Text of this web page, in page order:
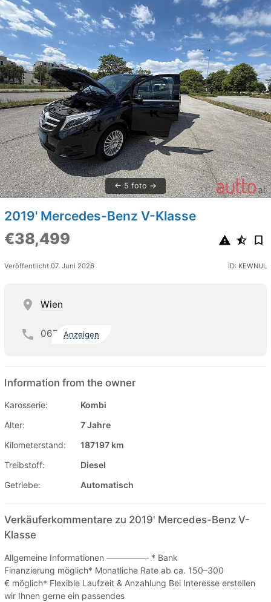
5 foto
2019' Mercedes-Benz V-Klasse
€38,499
Veröffentlicht 07. Juni 2026 ID: KEWNUL
Wien
067 Anzeigen
Information from the owner
Karosserie:
Kombi
Alter:
7 Jahre
Kilometerstand:
187197 km
Treibstoff:
Diesel
Getriebe:
Automatisch
Verkäuferkommentare zu 2019' Mercedes-Benz V-
Klasse
Allgemeine Informationen ————— * Bank
Finanzierung möglich* Monatliche Rate ab ca. 150–300
€ möglich* Flexible Laufzeit & Anzahlung Bei Interesse erstellen
wir Ihnen gerne ein passendes